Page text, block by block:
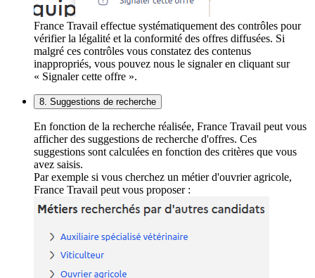
France Travail effectue systématiquement des contrôles pour
vérifier la légalité et la conformité des offres diffusées. Si
malgré ces contrôles vous constatez des contenus
inappropriés, vous pouvez nous le signaler en cliquant sur
« Signaler cette offre ».
8. Suggestions de recherche
En fonction de la recherche réalisée, France Travail peut vous
afficher des suggestions de recherche d'offres. Ces
suggestions sont calculées en fonction des critères que vous
avez saisis.
Par exemple si vous cherchez un métier d'ouvrier agricole,
France Travail peut vous proposer :